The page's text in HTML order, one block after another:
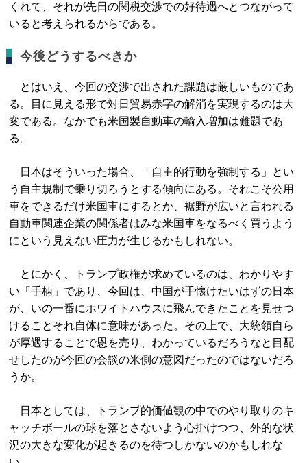
くれて、それが先日の関税交渉での好待遇へとつながって
いると考えられるからである。
今後どうするべきか
とはいえ、今回の交渉で出された課題は厳しいものであ
る。目に見える形で対日貿易赤字の解消を実現するのは大
変である。なかでも米国製自動車の輸入増加は難題であ
る。
日本はそういった場合、「自主的行動を強制する」とい
う自主規制で乗り切ろうとする傾向にある。それこそ公用
車をできるだけ米国車にするとか、裾野が広いと言われる
自動車関連企業の関係者はみな米国車をなるべく買うよう
にという見えない圧力が生じるかもしれない。
とにかく、トランプ政権が求めているのは、わかりやす
い「手柄」であり、今回は、中国が手懐けたいはずの日本
が、いの一番にホワイトハウスに飛んできたことを見せつ
けることそれ自体に意味があった。その上で、大統領自ら
が厚遇することで恩を売り、わかっているだろうなと目配
せしたのが今回の会談の米側の意図だったのではないだろ
うか。
日本としては、トランプ的価値観の中でのやり取りのキ
ャッチボールの球を落とさないよう心掛けつつ、外的な状
況の大きな変化が起きるのを待つしかないのかもしれな